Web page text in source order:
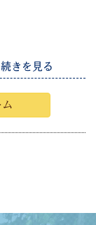
続きを見る